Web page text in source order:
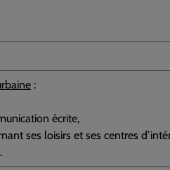
:
écrite,
ses loisirs et ses centres